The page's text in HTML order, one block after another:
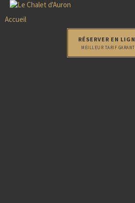
Accueil
RÉSERVER EN
MEILLEUR TARIF